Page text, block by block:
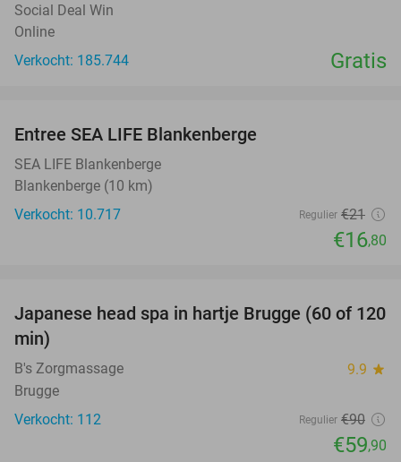
Social Deal Win
Online
Verkocht: 185.744
Gratis
Entree SEA LIFE Blankenberge
SEA LIFE Blankenberge
Blankenberge (10 km)
Verkocht: 10.717
Regulier €21
€16,80
33%
Japanese head spa in hartje Brugge (60 of 120
min)
B's Zorgmassage 9.9 star
Brugge
Verkocht: 112
Regulier €90
€59,90